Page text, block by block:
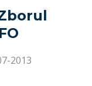
2013